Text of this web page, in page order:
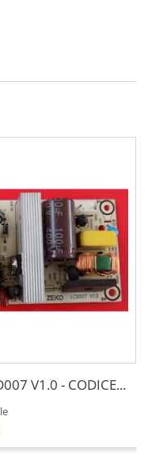
V1.0 - CODICE...